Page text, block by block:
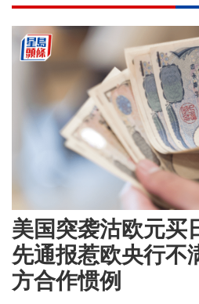
美国突袭沽欧元买
先通报惹欧央行不
方合作惯例